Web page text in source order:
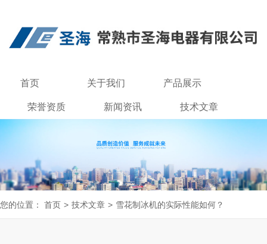
首页 关于我们 产品展示
荣誉资质 新闻资讯 技术文章
您的位置： 首页 > 技术文章 > 雪花制冰机的实际性能如何？